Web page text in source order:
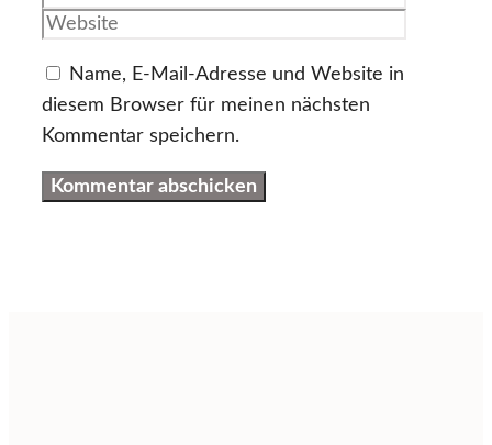
Name, E-Mail-Adresse und Website in
diesem Browser für meinen nächsten
Kommentar speichern.